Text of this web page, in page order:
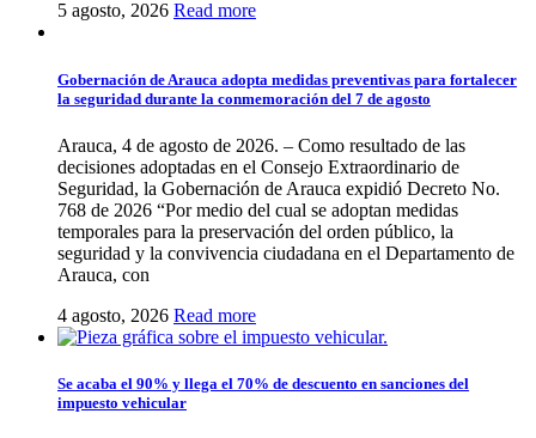
5 agosto, 2026 Read more
Gobernación de Arauca adopta medidas preventivas para fortalecer
la seguridad durante la conmemoración del 7 de agosto
Arauca, 4 de agosto de 2026. – Como resultado de las
decisiones adoptadas en el Consejo Extraordinario de
Seguridad, la Gobernación de Arauca expidió Decreto No.
768 de 2026 “Por medio del cual se adoptan medidas
temporales para la preservación del orden público, la
seguridad y la convivencia ciudadana en el Departamento de
Arauca, con
4 agosto, 2026 Read more
Se acaba el 90% y llega el 70% de descuento en sanciones del
impuesto vehicular